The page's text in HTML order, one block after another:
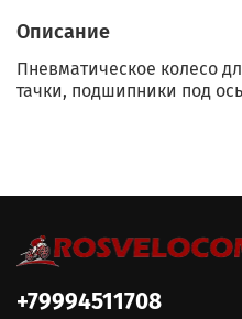
Описание
Пневматическое колесо
тачки, подшипники под
+79994511708